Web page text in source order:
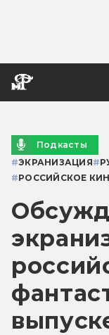
Подкасты
#ЭКРАНИЗАЦИЯ#
#РОССИЙСКОЕ